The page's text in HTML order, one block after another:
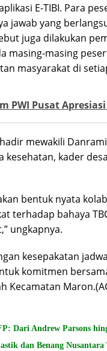
E-TIBI. Para
jawab yang
juga dilakukan
masing-masing
masyarakat di
PWI Pusat
mewakili
kesehatan, kader
bentuk nyata
terhadap bahaya
ungkapnya.
kesepakatan
komitmen
Kecamatan
Dari Andrew Parsons
dan Benang